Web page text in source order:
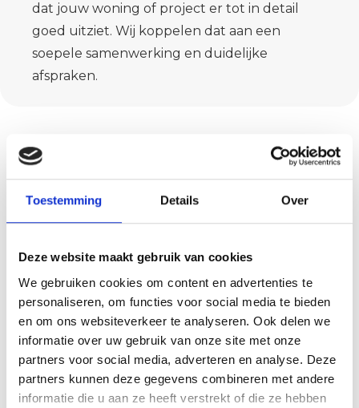
Toestemming Details Over
Deze website maakt gebruik van cookies
We gebruiken cookies om content en advertenties te
personaliseren, om functies voor social media te bieden
en om ons websiteverkeer te analyseren. Ook delen we
informatie over uw gebruik van onze site met onze
partners voor social media, adverteren en analyse. Deze
partners kunnen deze gegevens combineren met andere
informatie die u aan ze heeft verstrekt of die ze hebben
dat jouw woning of project er tot in detail
goed uitziet. Wij koppelen dat aan een
soepele samenwerking en duidelijke
afspraken.
Vraag nu jouw
offerte aan
Ben je benieuwd wat we voor jou
kunnen betekenen en welke kosten
daaraan verbonden zijn? Vraag dan